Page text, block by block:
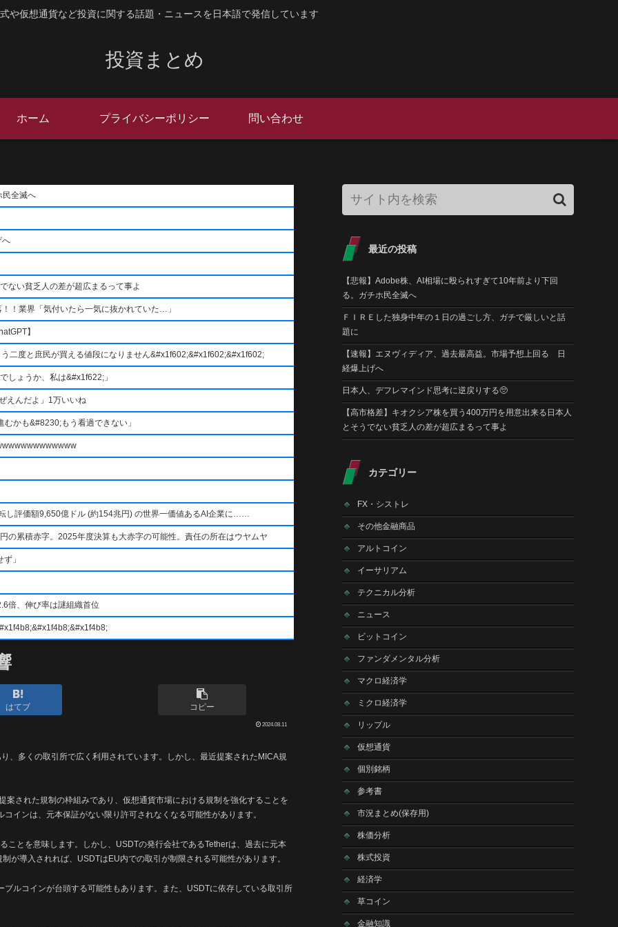
や仮想通貨など投資に関する話題・ニュースを日本語で発信しています
投資まとめ
ホーム プライバシーポリシー 問い合わせ
民全滅へ
へ
ない貧乏人の差が超広まるって事よ
！業界「気付いたら一気に抜かれていた…」
】
二度と庶民が買える値段になりません&#x1f602;&#x1f602;&#x1f602;
しょうか、私は&#x1f622;」
えんだよ」1万いいね
かも&#8230;もう看過できない」
評価額9,650億ドル (約154兆円) の世界一価値あるAI企業に……
の累積赤字。2025年度決算も大赤字の可能性。責任の所在はウヤムヤ
」
倍、伸び率は謎組織首位
はてブ コピー
2024.08.11
、多くの取引所で広く利用されています。しかし、最近提案されたMICA規
された規制の枠組みであり、仮想通貨市場における規制を強化することを
インは、元本保証がない限り許可されなくなる可能性があります。
ことを意味します。しかし、USDTの発行会社であるTetherは、過去に元本
が導入されれば、USDTはEU内での取引が制限される可能性があります。
ルコインが台頭する可能性もあります。また、USDTに依存している取引所
最近の投稿
【悲報】Adobe株、AI相場に殴られすぎて10年前より下回
る。ガチホ民全滅へ
ＦＩＲＥした独身中年の１日の過ごし方、ガチで厳しいと話
題に
【速報】エヌヴィディア、過去最高益。市場予想上回る 日
経爆上げへ
日本人、デフレマインド思考に逆戻りする🥺
【高市格差】キオクシア株を買う400万円を用意出来る日本人
とそうでない貧乏人の差が超広まるって事よ
カテゴリー
FX・シストレ
その他金融商品
アルトコイン
イーサリアム
テクニカル分析
ニュース
ビットコイン
ファンダメンタル分析
マクロ経済学
ミクロ経済学
リップル
仮想通貨
個別銘柄
参考書
市況まとめ(保存用)
株価分析
株式投資
経済学
草コイン
金融知識